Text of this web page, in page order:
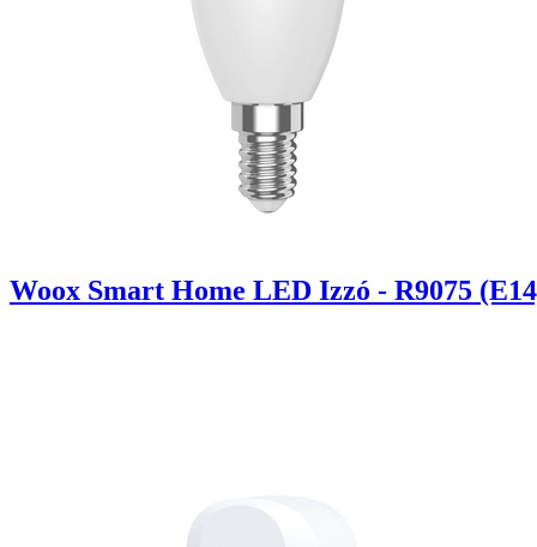
Woox Smart Home LED Izzó - R9075